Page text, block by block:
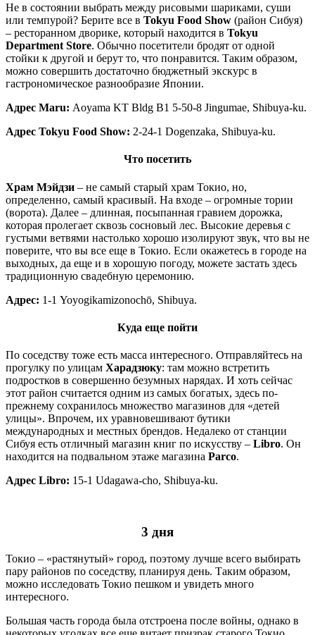
Не в состоянии выбрать между рисовыми шариками, суши
или темпурой? Берите все в Tokyu Food Show (район Сибуя)
– ресторанном дворике, который находится в Tokyu
Department Store. Обычно посетители бродят от одной
стойки к другой и берут то, что понравится. Таким образом,
можно совершить достаточно бюджетный экскурс в
гастрономическое разнообразие Японии.
Адрес Maru: Aoyama KT Bldg B1 5-50-8 Jingumae, Shibuya-ku.
Адрес Tokyu Food Show: 2-24-1 Dogenzaka, Shibuya-ku.
Что посетить
Храм Мэйдзи – не самый старый храм Токио, но,
определенно, самый красивый. На входе – огромные тории
(ворота). Далее – длинная, посыпанная гравием дорожка,
которая пролегает сквозь сосновый лес. Высокие деревья с
густыми ветвями настолько хорошо изолируют звук, что вы не
поверите, что вы все еще в Токио. Если окажетесь в городе на
выходных, да еще и в хорошую погоду, можете застать здесь
традиционную свадебную церемонию.
Адрес: 1-1 Yoyogikamizonochō, Shibuya.
Куда еще пойти
По соседству тоже есть масса интересного. Отправляйтесь на
прогулку по улицам Харадзюку: там можно встретить
подростков в совершенно безумных нарядах. И хоть сейчас
этот район считается одним из самых богатых, здесь по-
прежнему сохранилось множество магазинов для «детей
улицы». Впрочем, их уравновешивают бутики
международных и местных брендов. Недалеко от станции
Сибуя есть отличный магазин книг по искусству – Libro. Он
находится на подвальном этаже магазина Parco.
Адрес Libro: 15-1 Udagawa-cho, Shibuya-ku.
3 дня
Токио – «растянутый» город, поэтому лучше всего выбирать
пару районов по соседству, планируя день. Таким образом,
можно исследовать Токио пешком и увидеть много
интересного.
Большая часть города была отстроена после войны, однако в